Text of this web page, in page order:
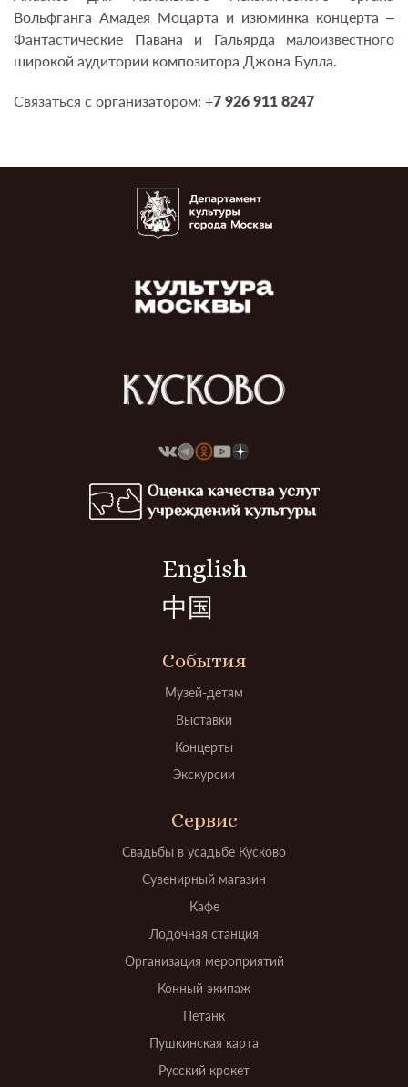
Вольфганга Амадея Моцарта и изюминка концерта –
Фантастические Павана и Гальярда малоизвестного
широкой аудитории композитора Джона Булла.
Связаться с организатором: +7 926 911 8247
English
中国
События
Музей-детям
Выставки
Концерты
Экскурсии
Сервис
Свадьбы в усадьбе Кусково
Сувенирный магазин
Кафе
Лодочная станция
Организация мероприятий
Конный экипаж
Петанк
Пушкинская карта
Русский крокет